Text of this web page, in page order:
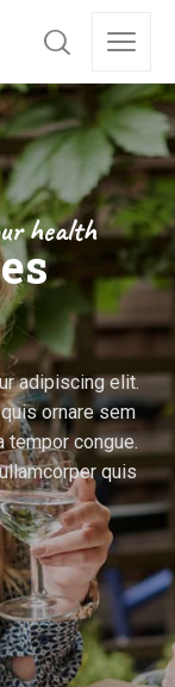
health
adipiscing elit.
ornare sem
congue.
quis